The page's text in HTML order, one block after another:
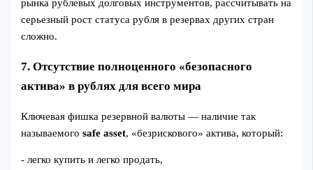
рынка рублевых долговых инструментов, рассчитывать на
серьезный рост статуса рубля в резервах других стран
сложно.
7. Отсутствие полноценного «безопасного
актива» в рублях для всего мира
Ключевая фишка резервной валюты — наличие так
называемогоsafe asset, «безрискового» актива, который:
- легко купить и легко продать,